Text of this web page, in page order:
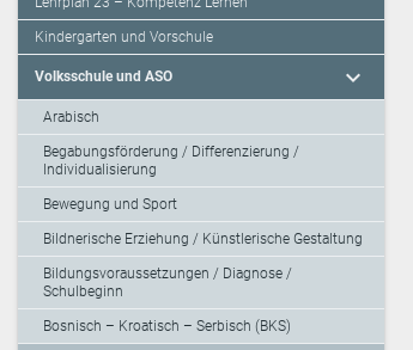
Kindergarten und Vorschule
Volksschule und ASO expand_more
Arabisch
Begabungsförderung / Differenzierung /
Individualisierung
Bewegung und Sport
Bildnerische Erziehung / Künstlerische Gestaltung
Bildungsvoraussetzungen / Diagnose /
Schulbeginn
Bosnisch – Kroatisch – Serbisch (BKS)